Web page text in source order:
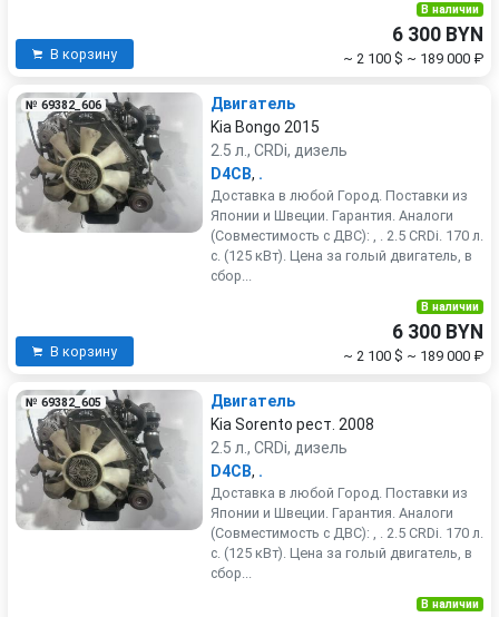
В корзину
В наличии
6 300 BYN
~ 2 100 $ ~ 189 000 ₽
№ 69382_606
Двигатель
Kia Bongo 2015
2.5 л., CRDi, дизель
D4CB, .
Доставка в любой Город. Поставки из
Японии и Швеции. Гарантия. Аналоги
(Совместимость с ДВС): , . 2.5 CRDi. 170 л.
с. (125 кВт). Цена за голый двигатель, в
сбор...
В корзину
В наличии
6 300 BYN
~ 2 100 $ ~ 189 000 ₽
№ 69382_605
Двигатель
Kia Sorento рест. 2008
2.5 л., CRDi, дизель
D4CB, .
Доставка в любой Город. Поставки из
Японии и Швеции. Гарантия. Аналоги
(Совместимость с ДВС): , . 2.5 CRDi. 170 л.
с. (125 кВт). Цена за голый двигатель, в
сбор...
В наличии